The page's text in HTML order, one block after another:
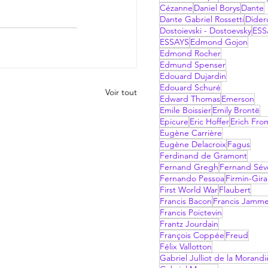
Voir tout
Cézanne Daniel BorysDante
Dante Gabriel Rossetti
Dostoievski - Dostoevsky
ESSAYS Edmond Gojon
Edmond Rocher
Edmund Spenser
Edouard Dujardin
Edouard Schuré
Edward ThomasEmerson
Emile BoissierEmily Brontë
Epicure Eric HofferErich
Eugène Carrière
Eugène DelacroixFagus
Ferdinand de Gramont
Fernand Gregh Fernand
Fernando PessoaFirmin-
First World WarFlaubert
Francis Bacon Francis
Francis Poictevin
Frantz Jourdain
François Coppée Freud
Félix Vallotton
Gabriel Julliot de la